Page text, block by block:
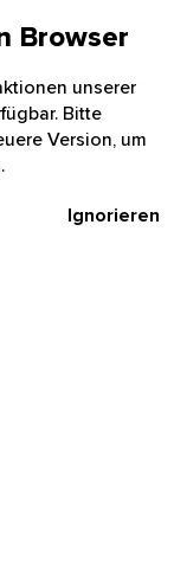
Browser
unserer
Bitte
Version, um
Ignorieren